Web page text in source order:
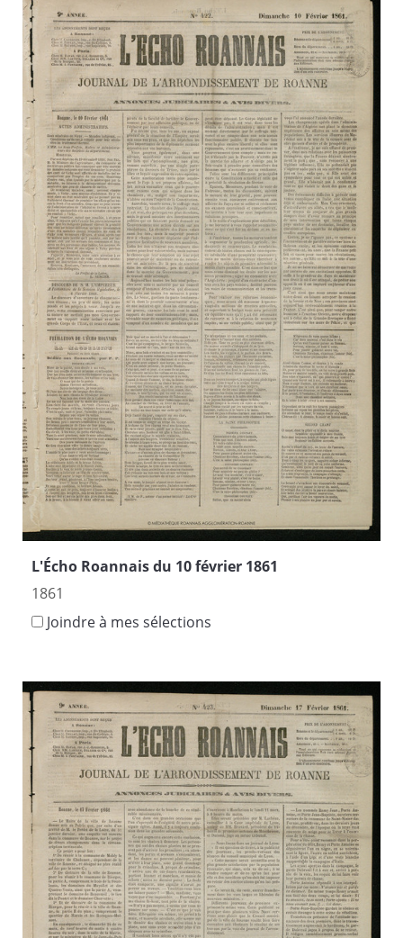
L'Écho Roannais du 10 février 1861
1861
Joindre à mes sélections